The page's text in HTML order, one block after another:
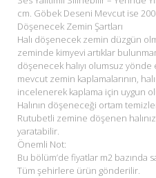
cm. Göbek Deseni Mevcut ise
Döşenecek Zemin Şartları
Halı döşenecek zemin düzgün
zeminde kimyevi artıklar
döşenecek halıyı olumsuz
mevcut zemin kaplamalarının,
incelenerek kaplama için uygun
Halının döşeneceği ortam
Rutubetli zemine döşenen
yaratabilir.
Önemli Not:
Bu bölüm’de fiyatlar m2 bazında
Tüm şehirlere ürün gönderilir.